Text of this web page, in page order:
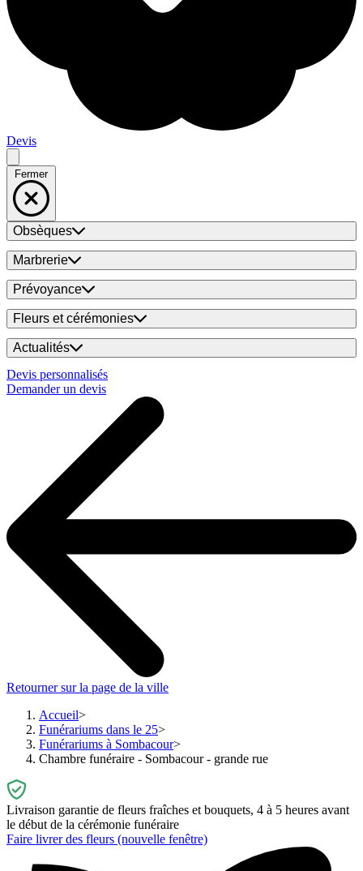
Devis
Fermer
Obsèques
Marbrerie
Prévoyance
Fleurs et cérémonies
Actualités
Devis personnalisés
Demander un devis
Retourner sur la page de la ville
Accueil
Funérariums dans le 25
Funérariums à Sombacour
Chambre funéraire - Sombacour - grande rue
Livraison garantie de fleurs fraîches et bouquets, 4 à 5 heures avant
le début de la cérémonie funéraire
Faire livrer des fleurs (nouvelle fenêtre)